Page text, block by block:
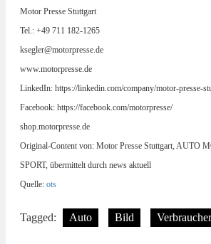
Motor Presse Stuttgart
Tel.: +49 711 182-1265
ksegler@motorpresse.de
www.motorpresse.de
LinkedIn: https://linkedin.com/company/motor-presse-
Facebook: https://facebook.com/motorpresse/
shop.motorpresse.de
Original-Content von: Motor Presse Stuttgart, AUTO
SPORT, übermittelt durch news aktuell
Quelle: ots
Tagged: Auto Bild Verbraucher